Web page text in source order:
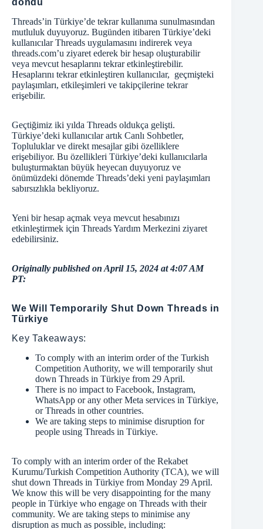
döndü
Threads’in Türkiye’de tekrar kullanıma sunulmasından
mutluluk duyuyoruz. Bugünden itibaren Türkiye’deki
kullanıcılar Threads uygulamasını indirerek veya
threads.com’u ziyaret ederek bir hesap oluşturabilir
veya mevcut hesaplarını tekrar etkinleştirebilir.
Hesaplarını tekrar etkinleştiren kullanıcılar, geçmişteki
paylaşımları, etkileşimleri ve takipçilerine tekrar
erişebilir.
Geçtiğimiz iki yılda Threads oldukça gelişti.
Türkiye’deki kullanıcılar artık Canlı Sohbetler,
Topluluklar ve direkt mesajlar gibi özelliklere
erişebiliyor. Bu özellikleri Türkiye’deki kullanıcılarla
buluşturmaktan büyük heyecan duyuyoruz ve
önümüzdeki dönemde Threads’deki yeni paylaşımları
sabırsızlıkla bekliyoruz.
Yeni bir hesap açmak veya mevcut hesabınızı
etkinleştirmek için Threads Yardım Merkezini ziyaret
edebilirsiniz.
Originally published on April 15, 2024 at 4:07 AM
PT:
We Will Temporarily Shut Down Threads in
Türkiye
Key Takeaways:
To comply with an interim order of the Turkish
Competition Authority, we will temporarily shut
down Threads in Türkiye from 29 April.
There is no impact to Facebook, Instagram,
WhatsApp or any other Meta services in Türkiye,
or Threads in other countries.
We are taking steps to minimise disruption for
people using Threads in Türkiye.
To comply with an interim order of the Rekabet
Kurumu/Turkish Competition Authority (TCA), we will
shut down Threads in Türkiye from Monday 29 April.
We know this will be very disappointing for the many
people in Türkiye who engage on Threads with their
community. We are taking steps to minimise any
disruption as much as possible, including: